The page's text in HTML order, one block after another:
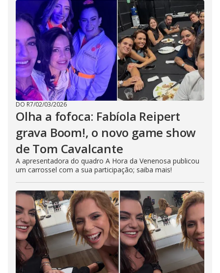
DO R7/02/03/2026
Olha a fofoca: Fabíola Reipert
grava Boom!, o novo game show
de Tom Cavalcante
A apresentadora do quadro A Hora da Venenosa publicou
um carrossel com a sua participação; saiba mais!